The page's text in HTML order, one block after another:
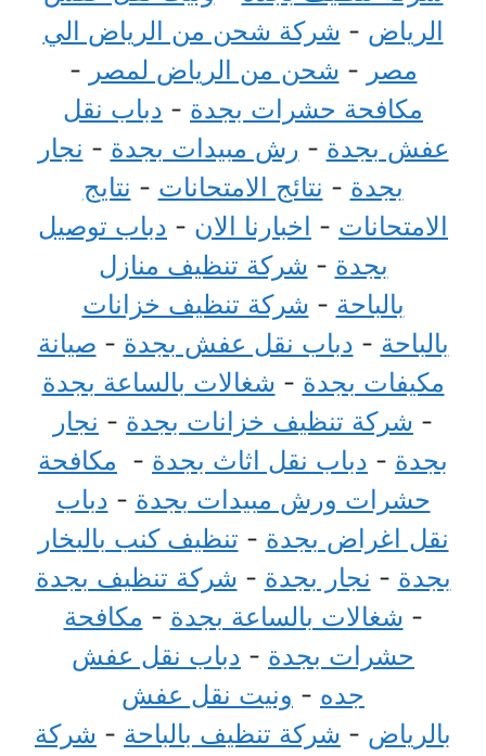
الرياض - شركة شحن من الرياض الي
مصر - شحن من الرياض لمصر -
مكافحة حشرات بجدة - دباب نقل
عفش بجدة - رش مبيدات بجدة - نجار
بجدة - نتائج الامتحانات - نتايج
الامتحانات - اخبارنا الان - دباب توصيل
بجدة - شركة تنظيف منازل
بالباحة - شركة تنظيف خزانات
بالباحة - دباب نقل عفش بجدة - صيانة
مكيفات بجدة - شغالات بالساعة بجدة
- شركة تنظيف خزانات بجدة - نجار
بجدة - دباب نقل اثاث بجدة - مكافحة
حشرات ورش مبيدات بجدة - دباب
نقل اغراض بجدة - تنظيف كنب بالبخار
بجدة - نجار بجدة - شركة تنظيف بجدة
- شغالات بالساعة بجدة - مكافحة
حشرات بجدة - دباب نقل عفش
جده - ونيت نقل عفش
بالرياض - شركة تنظيف بالباحة - شركة